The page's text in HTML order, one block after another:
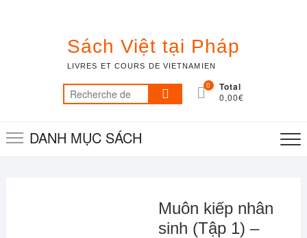
Sách Việt tại Pháp
LIVRES ET COURS DE VIETNAMIEN
Recherche
pour :
0 Total
0,00€
DANH MỤC SÁCH
Muôn kiếp nhân
sinh (Tập 1) –